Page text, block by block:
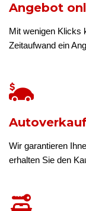
Angebot
Mit wenigen Klicks
Zeitaufwand ein
Wir garantieren
erhalten Sie den